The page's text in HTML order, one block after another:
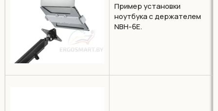
Пример установки
ноутбука с держателем
NBH-6E.